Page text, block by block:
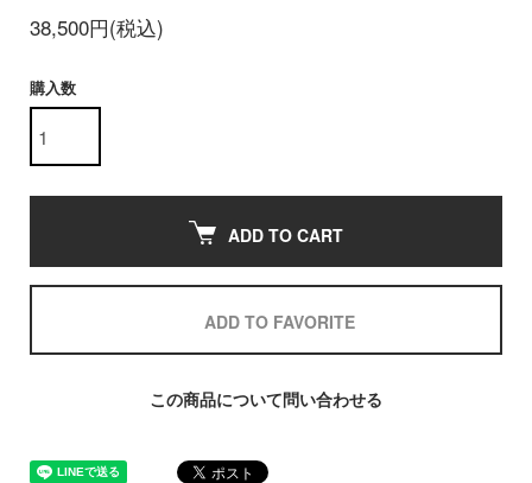
38,500円(税込)
購入数
ADD TO CART
ADD TO FAVORITE
この商品について問い合わせる